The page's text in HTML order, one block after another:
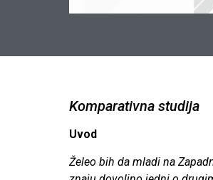
Komparativna studija
Uvod
Želeo bih da mladi na